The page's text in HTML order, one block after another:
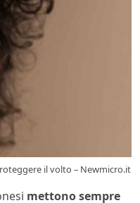
il volto – Newmicro.it
mettono sempre